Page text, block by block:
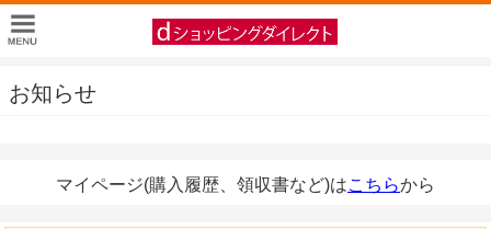
お知らせ
マイページ(購入履歴、領収書など)はこちらから